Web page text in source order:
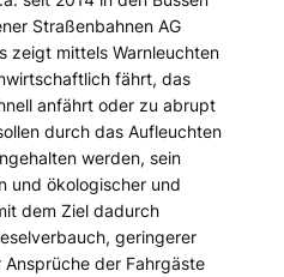
Straßenbahnen AG
zeigt mittels Warnleuchten
fährt, das
anfährt oder zu abrupt
durch das Aufleuchten
werden, sein
und ökologischer und
dem Ziel dadurch
geringerer
der Fahrgäste